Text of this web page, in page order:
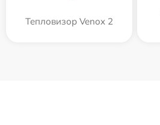
Тепловизор Venox 2